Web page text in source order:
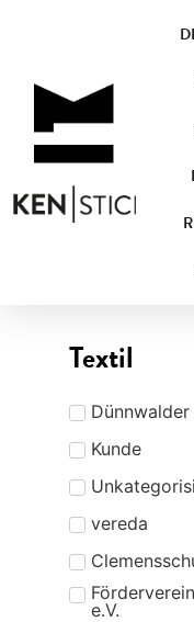
Textil
Dünnwalder
Kunde
vereda
e.V.